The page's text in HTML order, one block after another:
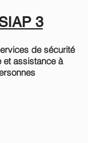
3
de sécurité
et assistance à